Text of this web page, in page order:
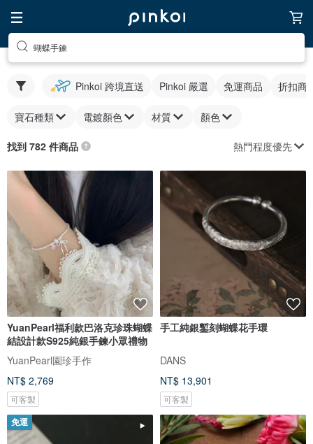
蝴蝶手鍊
Pinkoi 跨境直送 Pinkoi 嚴選 免運商品 折扣商
寶石種類 電鍍顏色 材質 顏色
找到 782 件商品 熱門程度優先
YuanPearl福利款巴洛克珍珠蝴蝶
結設計款S925純銀手鍊小眾禮物
YuanPearl園珍手作
NT$ 2,769
可客製
手工純銀鏨刻蝴蝶花手環
DANS
NT$ 13,901
可客製
免運